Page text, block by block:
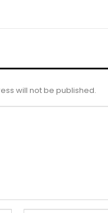
will not be published.